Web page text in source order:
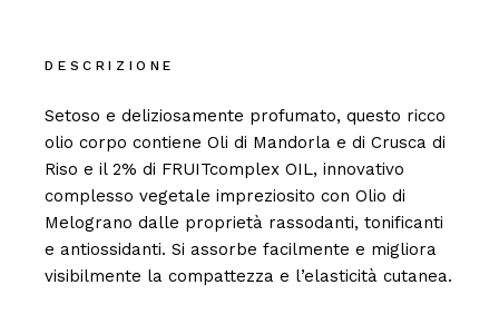
DESCRIZIONE
Setoso e deliziosamente profumato, questo ricco
olio corpo contiene Oli di Mandorla e di Crusca di
Riso e il 2% di FRUITcomplex OIL, innovativo
complesso vegetale impreziosito con Olio di
Melograno dalle proprietà rassodanti, tonificanti
e antiossidanti. Si assorbe facilmente e migliora
visibilmente la compattezza e l’elasticità cutanea.